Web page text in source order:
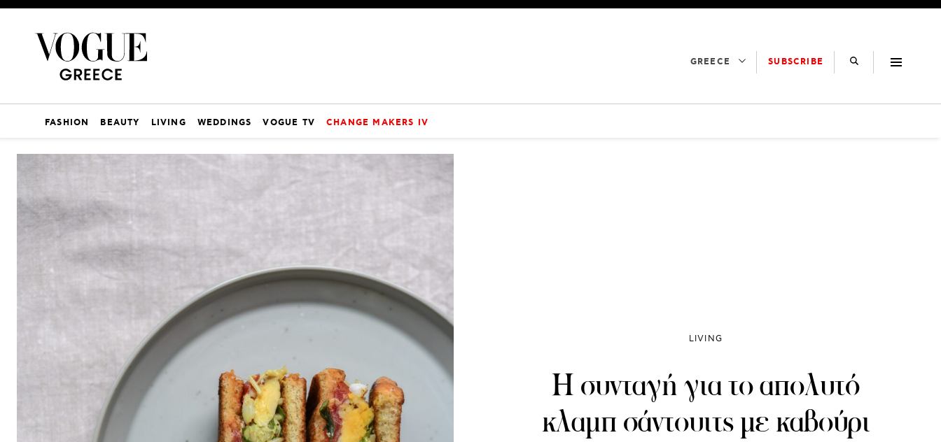
GREECE SUBSCRIBE
FASHION BEAUTY LIVING WEDDINGS VOGUE TV CHANGE MAKERS IV
LIVING
Η συνταγή για το απολυτό
κλαμπ σάντουιτς με καβούρι